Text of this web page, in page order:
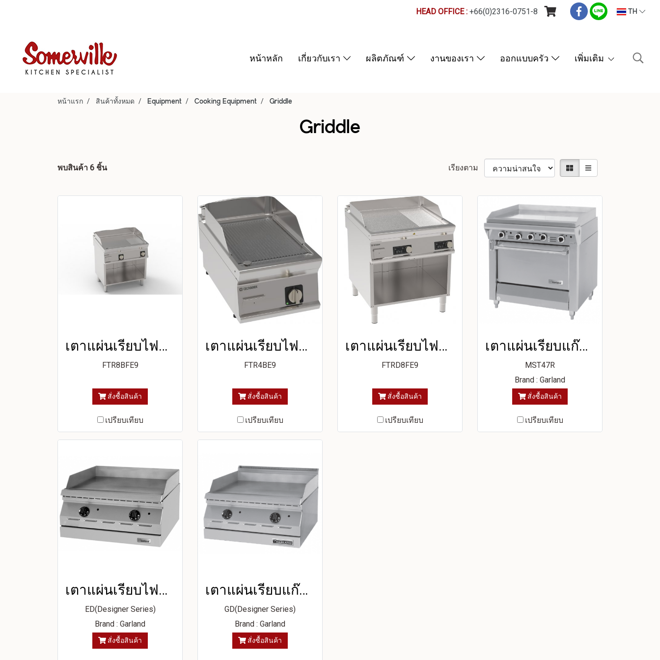
HEAD OFFICE : +66(0)2316-0751-8 TH
หน้าหลัก เกี่ยวกับเรา ผลิตภัณฑ์ งานของเรา ออกแบบครัว เพิ่มเติม
หน้าแรก สินค้าทั้งหมด Equipment Cooking Equipment Griddle
Griddle
พบสินค้า 6 ชิ้น เรียงตาม
เตาแผ่นเรียบไฟฟ้า หน้าเตา 1/3 แบบร่อง 2/3 แบบเรียบ เคลือบโครเมียมขัดเงา แบบตั้งพื้น บนตู้เปิด
FTR8BFE9
สั่งซื้อสินค้า
เปรียบเทียบ
เตาแผ่นเรียบไฟฟ้า หน้าเตาแบบร่อง เคลือบโครเมียมขัดเงา
FTR4BE9
สั่งซื้อสินค้า
เปรียบเทียบ
เตาแผ่นเรียบไฟฟ้า หน้าเตา 1/3 แบบร่อง บนตู้เปิด ควบคุมไฟฟ้า
FTRD8FE9
สั่งซื้อสินค้า
เปรียบเทียบ
เตาแผ่นเรียบแก๊สพร้อมเตาอบด้านล่าง
MST47R
Brand : Garland
สั่งซื้อสินค้า
เปรียบเทียบ
เตาแผ่นเรียบไฟฟ้าแบบตั้งโต๊ะ
ED(Designer Series)
Brand : Garland
สั่งซื้อสินค้า
เตาแผ่นเรียบแก๊สแบบตั้งโต๊ะ
GD(Designer Series)
Brand : Garland
สั่งซื้อสินค้า